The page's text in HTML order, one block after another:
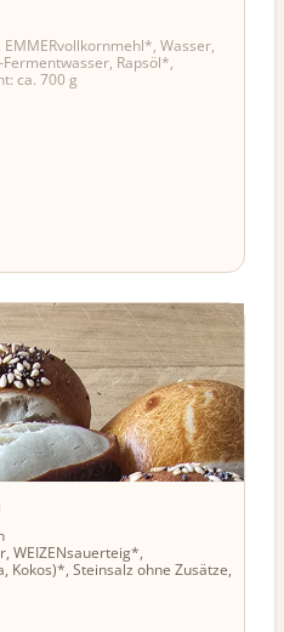
Wasser,
Rapsöl*,
ca. 700 g
WEIZENsauerteig*,
Kokos)*, Steinsalz ohne Zusätze,